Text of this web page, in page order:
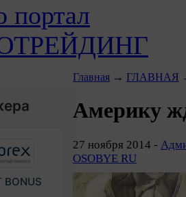
портал
BONUS
Главная → ГЛАВНАЯ
Америку
27 ноября 2014 -
OSOBYE RU